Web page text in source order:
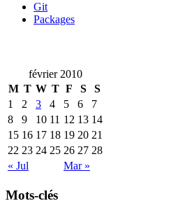
Git
Packages
février 2010
M T W T F S S
« Jul Mar »
1 2 3 4 5 6
7
8
9 10 11 12 13 14
15 16 17 18 19 20 21
22 23 24 25 26 27 28
Mots-clés